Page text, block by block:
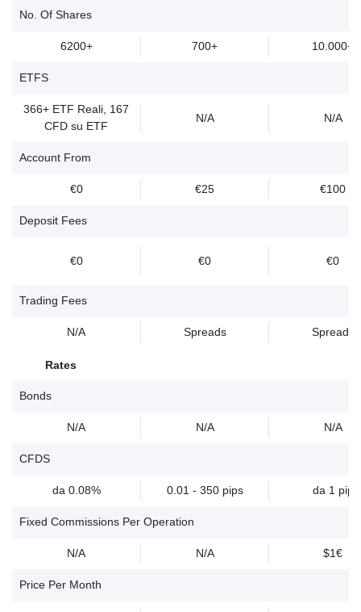
No. Of Shares
6200+ 700+ 10.000+
ETFS
366+ ETF Reali, 167
CFD su ETF
N/A N/A
Account From
€0 €25 €100
Deposit Fees
€0 €0 €0
Trading Fees
N/A Spreads Spreads
Rates
Bonds
N/A N/A N/A
CFDS
da 0.08% 0.01 - 350 pips da 1 pip
Fixed Commissions Per Operation
N/A N/A $1€
Price Per Month